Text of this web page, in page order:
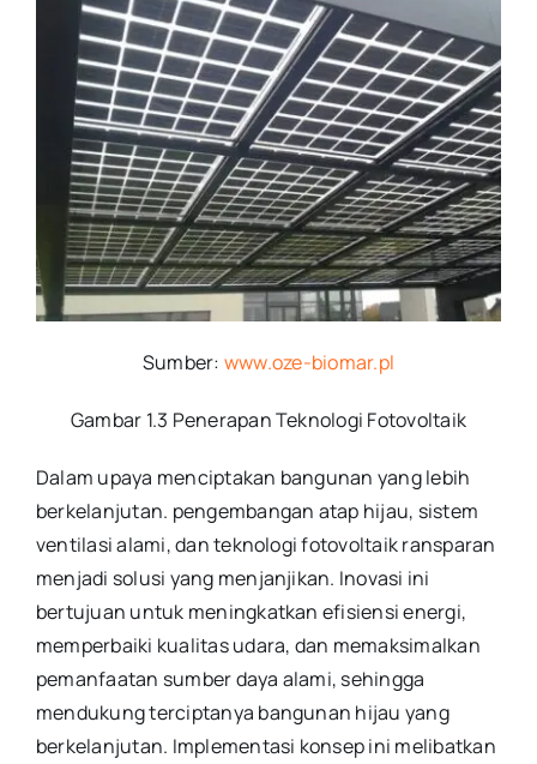
Sumber: www.oze-biomar.pl
Gambar 1.3 Penerapan Teknologi Fotovoltaik
Dalam upaya menciptakan bangunan yang lebih
berkelanjutan. pengembangan atap hijau, sistem
ventilasi alami, dan teknologi fotovoltaik ransparan
menjadi solusi yang menjanjikan. Inovasi ini
bertujuan untuk meningkatkan efisiensi energi,
memperbaiki kualitas udara, dan memaksimalkan
pemanfaatan sumber daya alami, sehingga
mendukung terciptanya bangunan hijau yang
berkelanjutan. Implementasi konsep ini melibatkan